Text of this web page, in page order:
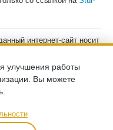
интернет-сайт носит
кодекса Российской
информации о наличии и
обращайтесь к
телефону.
данных
улучшения работы
Вы можете